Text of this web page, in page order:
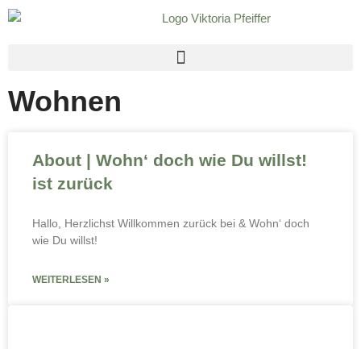
Wohnen
About | Wohn‘ doch wie Du willst!
ist zurück
Hallo, Herzlichst Willkommen zurück bei & Wohn‘ doch
wie Du willst!
WEITERLESEN »